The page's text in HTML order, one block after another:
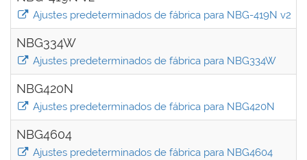
Ajustes predeterminados de fábrica para NBG-419N v2
NBG334W
Ajustes predeterminados de fábrica para NBG334W
NBG420N
Ajustes predeterminados de fábrica para NBG420N
NBG4604
Ajustes predeterminados de fábrica para NBG4604